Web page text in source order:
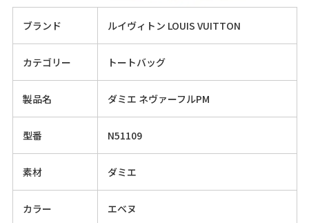
ブランド ルイヴィトン LOUIS VUITTON
カテゴリー トートバッグ
製品名 ダミエ ネヴァーフルPM
型番 N51109
素材 ダミエ
カラー エベヌ